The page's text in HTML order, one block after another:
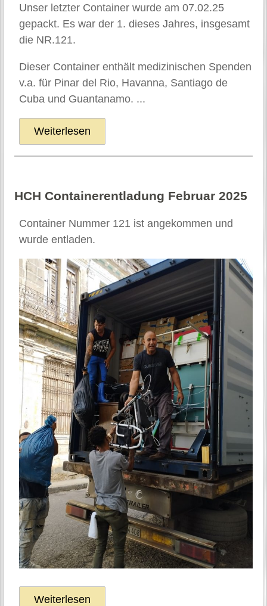
Unser letzter Container wurde am 07.02.25
gepackt. Es war der 1. dieses Jahres, insgesamt
die NR.121.
Dieser Container enthält medizinischen Spenden
v.a. für Pinar del Rio, Havanna, Santiago de
Cuba und Guantanamo. ...
Weiterlesen
HCH Container­entladung Februar 2025
Container Nummer 121 ist angekommen und
wurde entladen.
Weiterlesen